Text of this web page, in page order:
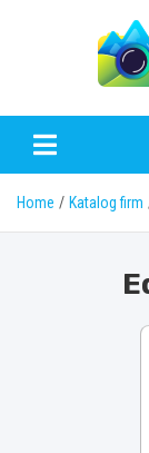
Home Katalog firm